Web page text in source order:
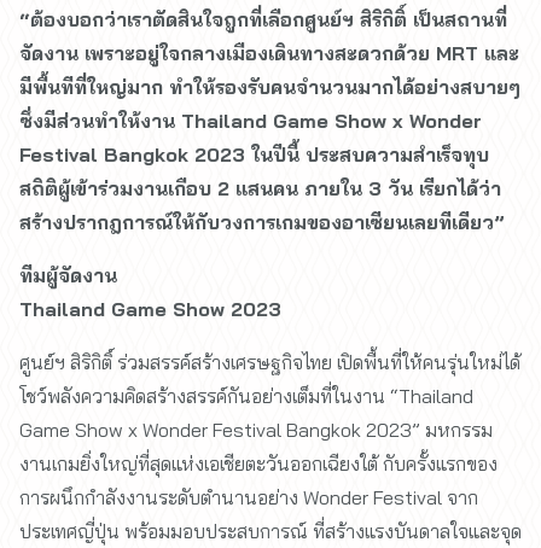
“ต้องบอกว่าเราตัดสินใจถูกที่เลือกศูนย์ฯ สิริกิติ์ เป็นสถานที่
จัดงาน เพราะอยู่ใจกลางเมืองเดินทางสะดวกด้วย MRT และ
มีพื้นทีที่ใหญ่มาก ทำให้รองรับคนจำนวนมากได้อย่างสบายๆ
ซึ่งมีส่วนทำให้งาน Thailand Game Show x Wonder
Festival Bangkok 2023 ในปีนี้ ประสบความสำเร็จทุบ
สถิติผู้เข้าร่วมงานเกือบ 2 แสนคน ภายใน 3 วัน เรียกได้ว่า
สร้างปรากฎการณ์ให้กับวงการเกมของอาเซียนเลยทีเดียว”
ทีมผู้จัดงาน
Thailand Game Show 2023
ศูนย์ฯ สิริกิติ์ ร่วมสรรค์สร้างเศรษฐกิจไทย เปิดพื้นที่ให้คนรุ่นใหม่ได้
โชว์พลังความคิดสร้างสรรค์กันอย่างเต็มที่ในงาน “Thailand
Game Show x Wonder Festival Bangkok 2023” มหกรรม
งานเกมยิ่งใหญ่ที่สุดแห่งเอเชียตะวันออกเฉียงใต้ กับครั้งแรกของ
การผนึกกำลังงานระดับตำนานอย่าง Wonder Festival จาก
ประเทศญี่ปุ่น พร้อมมอบประสบการณ์ ที่สร้างแรงบันดาลใจและจุด